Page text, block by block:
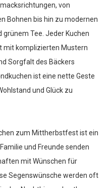
von
Bohnen bis hin zu modernen
Tee. Jeder Kuchen
mit komplizierten Mustern
Sorgfalt des Bäckers
ist eine nette Geste
und Glück zu
zum Mittherbstfest ist ein
und Freunde senden
mit Wünschen für
Segenswünsche werden oft